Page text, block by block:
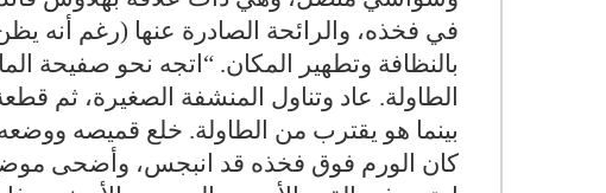
في فخذه، والرائحة الصادرة عنها (رغم أنه
بالنظافة وتطهير المكان. “اتجه نحو صفيحة
الطاولة. عاد وتناول المنشفة الصغيرة، ثم
بينما هو يقترب من الطاولة. خلع قميصه
كان الورم فوق فخذه قد انبجس، وأضحى موضع